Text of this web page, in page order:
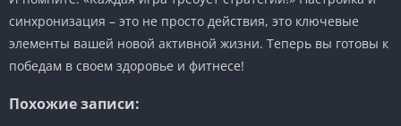
синхронизация – это не просто действия, это ключевые
элементы вашей новой активной жизни. Теперь вы готовы к
победам в своем здоровье и фитнесе!
Похожие записи: